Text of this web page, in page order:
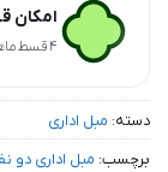
امکان
۴ قسط ماهانه. بدون سود، چک و ضامن.
دسته: مبل اداری
برچسب: مبل اداری دو